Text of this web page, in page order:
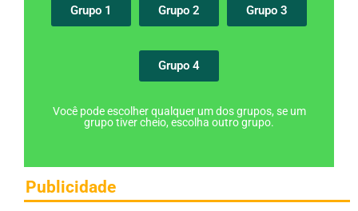
Grupo 1 Grupo 2 Grupo 3
Grupo 4
Você pode escolher qualquer um dos grupos, se um
grupo tiver cheio, escolha outro grupo.
Publicidade